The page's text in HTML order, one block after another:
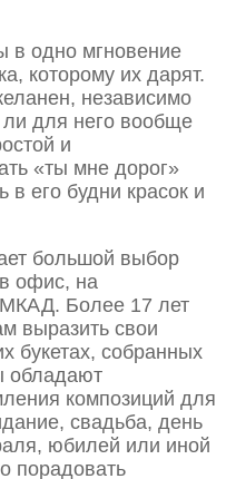
в одно мгновение
которому их дарят.
независимо
ли для него вообще
и
«ты мне дорог»
в его будни красок и
большой выбор
офис, на
Более 17 лет
выразить свои
букетах, собранных
обладают
композиций для
свадьба, день
юбилей или иной
порадовать